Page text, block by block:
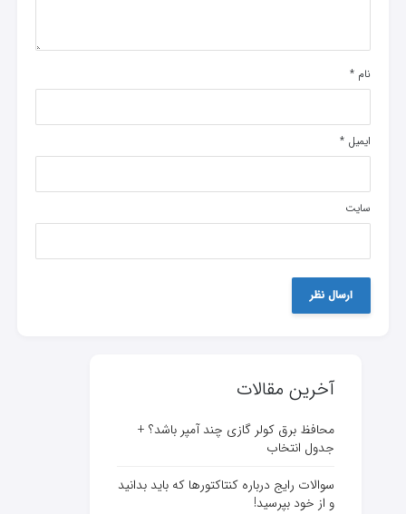
نام *
ایمیل *
سایت
آخرین مقالات
محافظ برق کولر گازی چند آمپر باشد؟ +
جدول انتخاب
سوالات رایج درباره کنتاکتورها که باید بدانید
و از خود بپرسید!